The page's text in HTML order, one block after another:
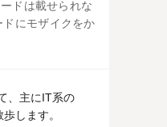
ドは載せられな
にモザイクをか
、主にIT系の
します。